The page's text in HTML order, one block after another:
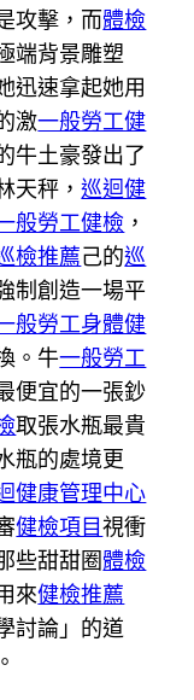
攻擊，而體檢
端背景雕塑
迅速拿起她用
激一般勞工健
牛土豪發出了
天秤，巡迴健
般勞工健檢 ，
檢推薦己的巡
制創造一場平
般勞工身體健
。牛一般勞工
便宜的一張鈔
取張水瓶最貴
瓶的處境更
健康管理中心
健檢項目視衝
些甜甜圈體檢
來健檢推薦
討論」的道
。